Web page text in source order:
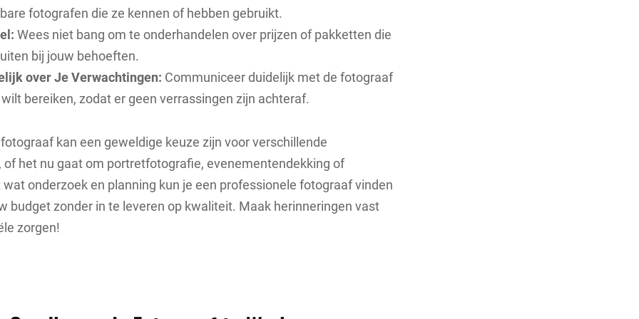
fotografen die ze kennen of hebben gebruikt.
Wees niet bang om te onderhandelen over prijzen of pakketten die
bij jouw behoeften.
over Je Verwachtingen: Communiceer duidelijk met de fotograaf
bereiken, zodat er geen verrassingen zijn achteraf.
kan een geweldige keuze zijn voor verschillende
of het nu gaat om portretfotografie, evenementendekking of
onderzoek en planning kun je een professionele fotograaf vinden
budget zonder in te leveren op kwaliteit. Maak herinneringen vast
zorgen!